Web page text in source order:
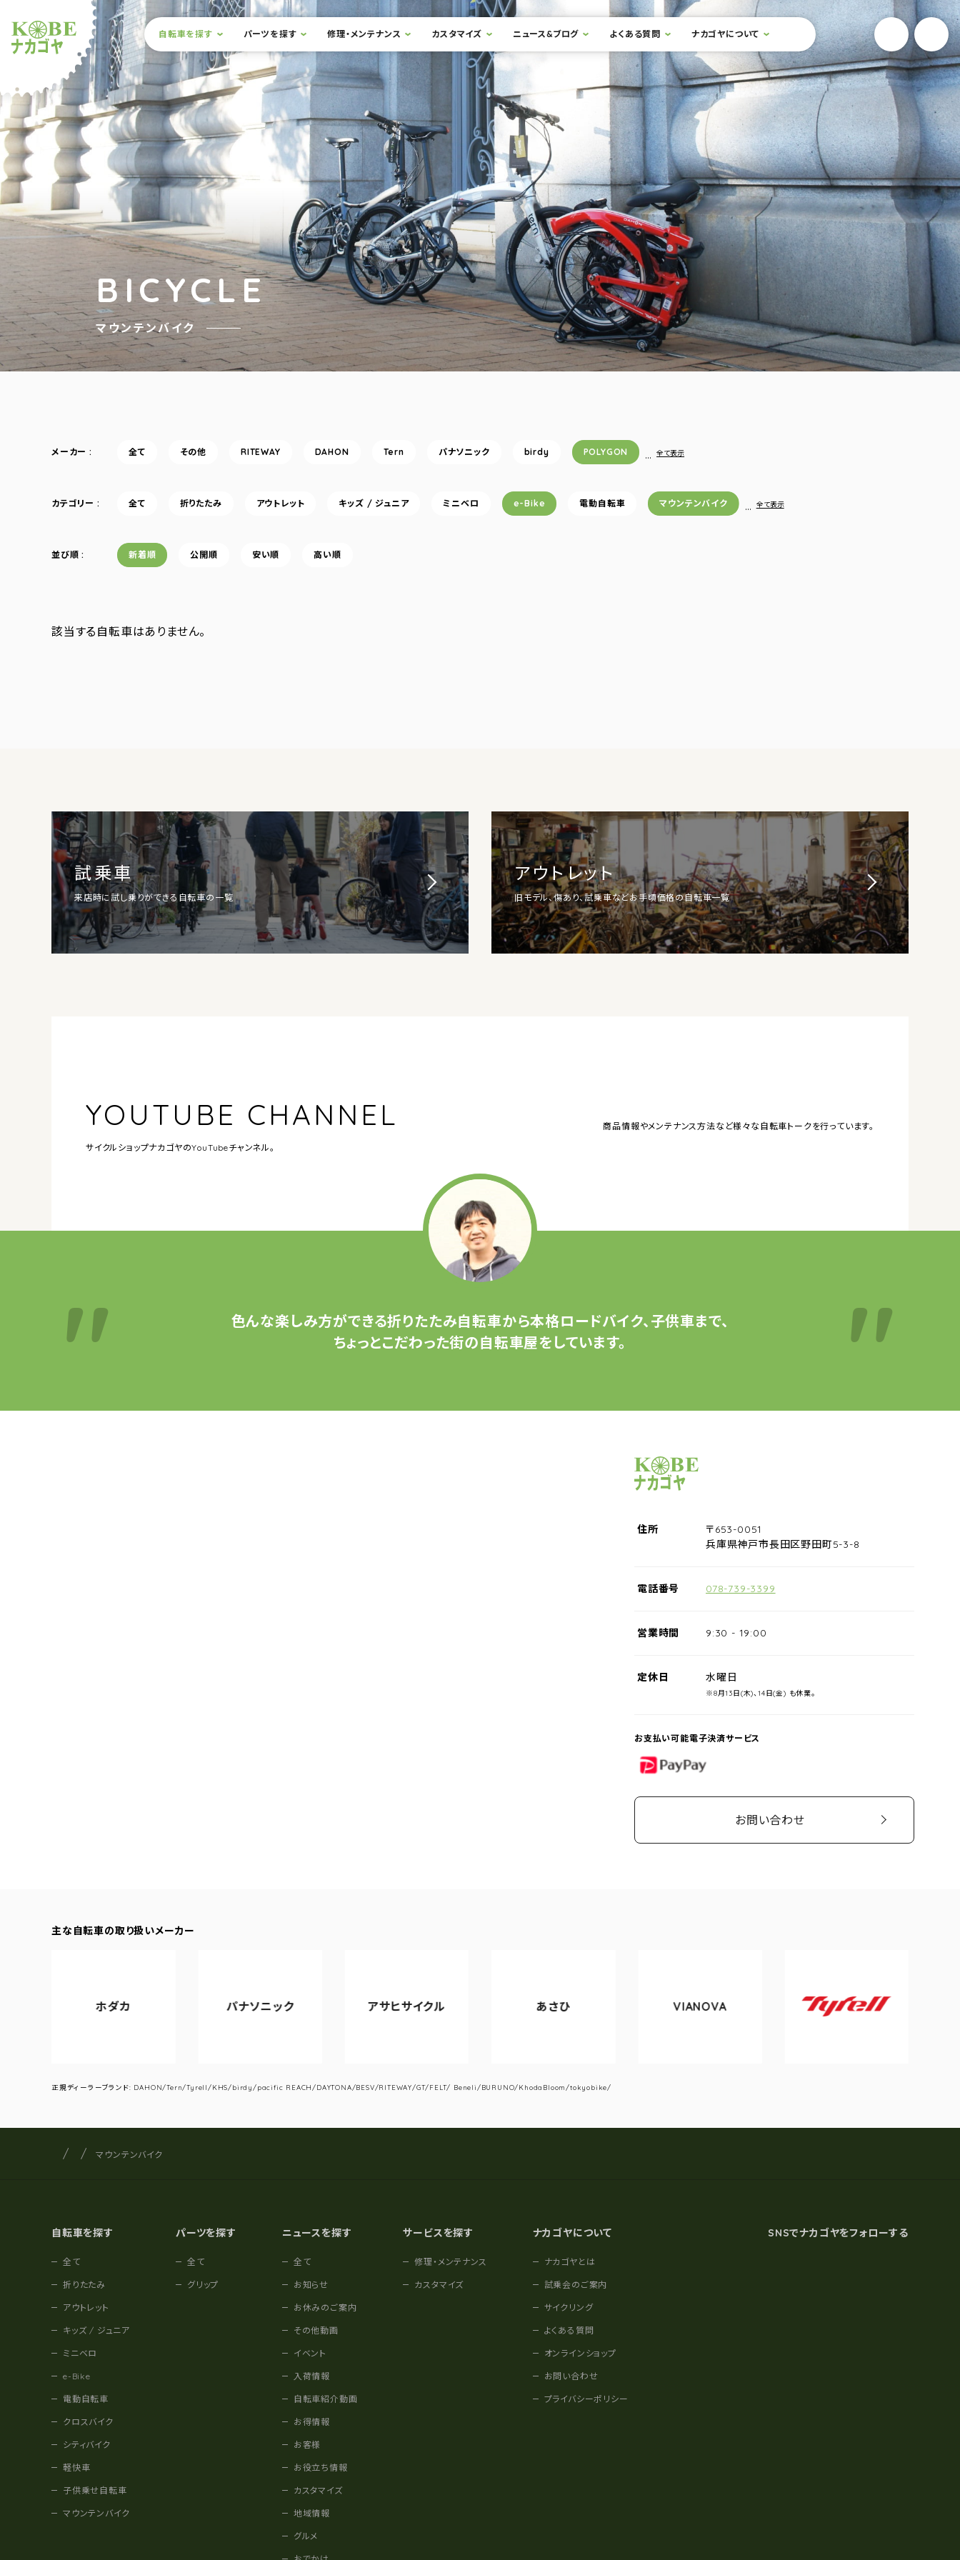
ショップナカゴヤ
サイト内メニュー
本文までスキップ
自転車を探す パーツを探す 修理・メンテナンス カスタマイズ ニュース&ブログ よくある質問 ナカゴヤについて 検索フォームを開閉する YouTube
BICYCLE
マウンテンバイク
メーカー 全て その他 RITEWAY DAHON Tern パナソニック birdy POLYGON … 全て表示
カテゴリー 全て 折りたたみ アウトレット キッズ / ジュニア ミニベロ e-Bike 電動自転車 マウンテンバイク … 全て表示
並び順 新着順 公開順 安い順 高い順
該当する自転車はありません。
試乗車
来店時に試し乗りができる自転車の一覧
アウトレット
旧モデル、傷あり、試乗車などお手頃価格の自転車一覧
YOUTUBE CHANNEL
サイクルショップナカゴヤのYouTubeチャンネル。
商品情報やメンテナンス方法など様々な自転車トークを行っています。
色んな楽しみ方ができる折りたたみ自転車から本格ロードバイク、子供車まで、
ちょっとこだわった街の自転車屋をしています。
サイクルショップナカゴヤ
住所
〒653-0051
兵庫県神戸市長田区野田町5-3-8
電話番号 078-739-3399
営業時間 9:30 - 19:00
定休日 水曜日
※8月13日(木)、14日(金) も休業。
お支払い可能電子決済サービス
PayPay
お問い合わせ
主な自転車の取り扱いメーカー
パナソニック アサヒサイクル VIANOVA
Tyrell
正規ディーラーブランド: DAHON/Tern/Tyrell/KHS/birdy/pacific REACH/DAYTONA/BESV/RITEWAY/GT/FELT/ Beneli/BURUNO/KhodaBloom/tokyobike/
サイト内の現在地
サイクルショップナカゴヤ
マウンテンバイク
自転車を探す
全て
折りたたみ
アウトレット
キッズ / ジュニア
ミニベロ
e-Bike
電動自転車
クロスバイク
シティバイク
軽快車
子供乗せ自転車
マウンテンバイク
パーツを探す
全て
グリップ
ニュースを探す
全て
お知らせ
お休みのご案内
その他動画
イベント
入荷情報
自転車紹介動画
お得情報
お客様
お役立ち情報
カスタマイズ
地域情報
グルメ
サービスを探す
修理・メンテナンス
カスタマイズ
ナカゴヤについて
ナカゴヤとは
試乗会のご案内
サイクリング
よくある質問
オンラインショップ
お問い合わせ
プライバシーポリシー
SNSでナカゴヤをフォローする